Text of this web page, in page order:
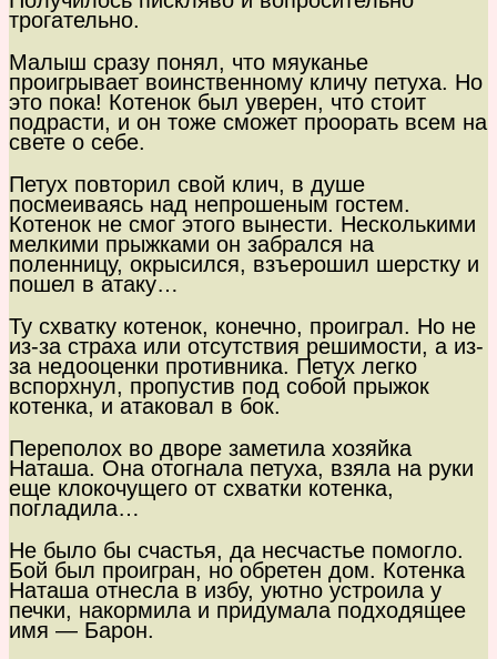
трогательно.
Малыш сразу понял, что мяуканье
проигрывает воинственному кличу петуха. Но
это пока! Котенок был уверен, что стоит
подрасти, и он тоже сможет проорать всем на
свете о себе.
Петух повторил свой клич, в душе
посмеиваясь над непрошеным гостем.
Котенок не смог этого вынести. Несколькими
мелкими прыжками он забрался на
поленницу, окрысился, взъерошил шерстку и
пошел в атаку…
Ту схватку котенок, конечно, проиграл. Но не
из-за страха или отсутствия решимости, а из-
за недооценки противника. Петух легко
вспорхнул, пропустив под собой прыжок
котенка, и атаковал в бок.
Переполох во дворе заметила хозяйка
Наташа. Она отогнала петуха, взяла на руки
еще клокочущего от схватки котенка,
погладила…
Не было бы счастья, да несчастье помогло.
Бой был проигран, но обретен дом. Котенка
Наташа отнесла в избу, уютно устроила у
печки, накормила и придумала подходящее
имя — Барон.